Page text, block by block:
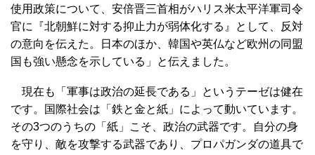
使用政策について、安倍晋三首相がハリス米太平洋軍司令
官に『北朝鮮に対する抑止力が弱体化する』として、反対
の意向を伝えた。日本のほか、韓国や英仏など欧州の同盟
国も強い懸念を示している」と伝えました。
現在も「軍事は政治の延長である」というテーゼは健在
です。国際社会は「鉄と金と紙」によって動いています。
その3つのうちの「紙」こそ、政治の武器です。自分の身
を守り、敵を攻撃する武器であり、プロパガンダの道具で